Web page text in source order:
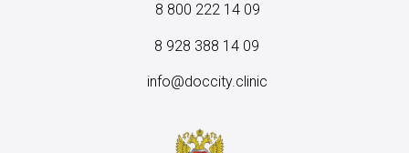
8 800 222 14 09
8 928 388 14 09
info@doccity.clinic